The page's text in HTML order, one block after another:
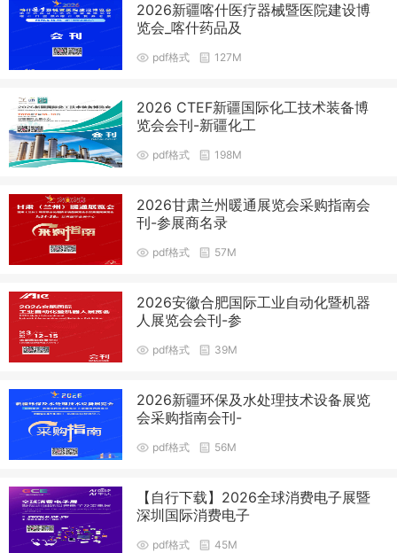
2026新疆喀什医疗器械暨医院建设博
览会_喀什药品及
pdf格式 127M
2026 CTEF新疆国际化工技术装备博
览会会刊-新疆化工
pdf格式 198M
2026甘肃兰州暖通展览会采购指南会
刊-参展商名录
pdf格式 57M
2026安徽合肥国际工业自动化暨机器
人展览会会刊-参
pdf格式 39M
2026新疆环保及水处理技术设备展览
会采购指南会刊-
pdf格式 56M
【自行下载】2026全球消费电子展暨
深圳国际消费电子
pdf格式 45M